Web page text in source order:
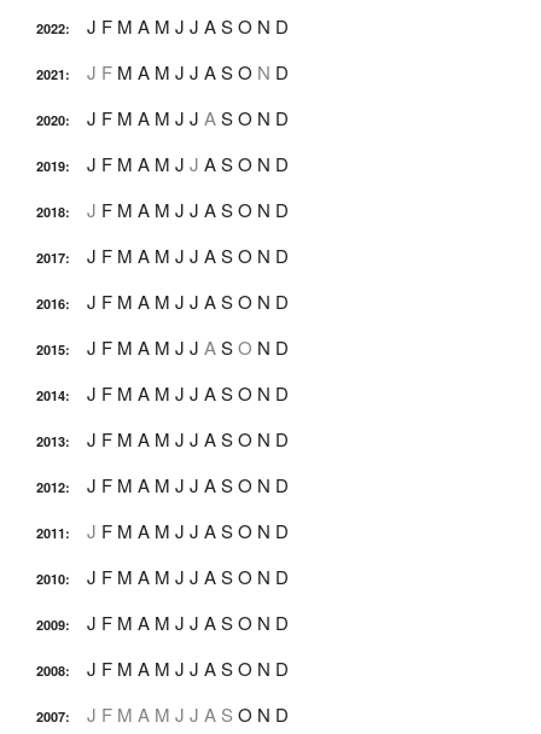
2022: J F M A M J J ASO N D
2021: J F M A M J J ASO N D
2020: J F M A M J J ASO N D
2019: J F M A M J J ASO N D
2018: J F M A M J J ASO N D
2017: J F M A M J J ASO N D
2016: J F M A M J J ASO N D
2015: J F M A M J J ASO N D
2014: J F M A M J J ASO N D
2013: J F M A M J J ASO N D
2012: J F M A M J J ASO N D
2011: J F M A M J J ASO N D
2010: J F M A M J J ASO N D
2009: J F M A M J J ASO N D
2008: J F M A M J J ASO N D
2007: J F M A M J J A S O N D